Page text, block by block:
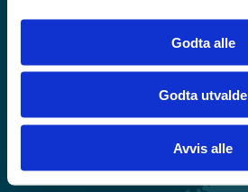
Godta alle
Godta utvalde
Avvis alle